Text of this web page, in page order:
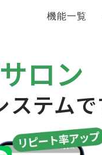
機能一覧
ロン
ステムで